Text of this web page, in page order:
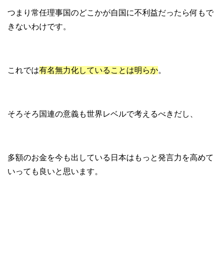
つまり常任理事国のどこかが自国に不利益だったら何もで
きないわけです。
これでは有名無力化していることは明らか。
そろそろ国連の意義も世界レベルで考えるべきだし、
多額のお金を今も出している日本はもっと発言力を高めて
いっても良いと思います。